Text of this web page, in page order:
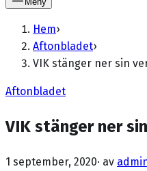
Hem›
Aftonbladet›
VIK stänger ner sin
Aftonbladet
VIK stänger ner
1 september, 2020· av